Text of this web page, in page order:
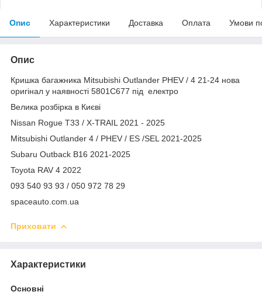
Опис Характеристики Доставка Оплата Умови
Опис
Кришка багажника Mitsubishi Outlander PHEV / 4 21-24 нова
оригінал у наявності 5801C677 під електро
Велика розбірка в Києві
Nissan Rogue T33 / X-TRAIL 2021 - 2025
Mitsubishi Outlander 4 / PHEV / ES /SEL 2021-2025
Subaru Outback B16 2021-2025
Toyota RAV 4 2022
093 540 93 93 / 050 972 78 29
spaceauto.com.ua
Приховати
Характеристики
Основні